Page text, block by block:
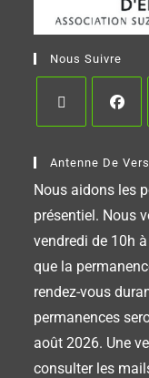
Nous Suivre
Antenne De
Nous aidons les
présentiel. Nous
vendredi de 10h
que la
rendez-vous
permanences
août 2026. Une
consulter les